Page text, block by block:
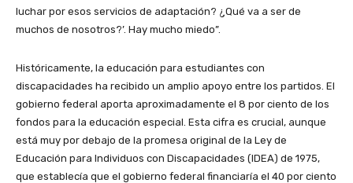
luchar por esos servicios de adaptación? ¿Qué va a ser de
muchos de nosotros?’. Hay mucho miedo”.
Históricamente, la educación para estudiantes con
discapacidades ha recibido un amplio apoyo entre los partidos. El
gobierno federal aporta aproximadamente el 8 por ciento de los
fondos para la educación especial. Esta cifra es crucial, aunque
está muy por debajo de la promesa original de la Ley de
Educación para Individuos con Discapacidades (IDEA) de 1975,
que establecía que el gobierno federal financiaría el 40 por ciento